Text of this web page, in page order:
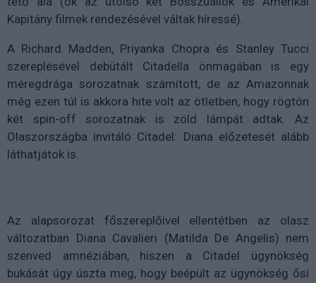
Kapitány filmek rendezésével váltak híressé).
A Richard Madden, Priyanka Chopra és Stanley Tucci
szereplésével debütált Citadella önmagában is egy
méregdrága sorozatnak számított, de az Amazonnak
még ezen túl is akkora hite volt az ötletben, hogy rögtön
két spin-off sorozatnak is zöld lámpát adtak. Az
Olaszországba invitáló Citadel: Diana előzetesét alább
láthatjátok is.
Az alapsorozat főszereplőivel ellentétben az olasz
változatban Diana Cavalieri (Matilda De Angelis) nem
szenved amnéziában, hiszen a Citadel ügynökség
bukását úgy úszta meg, hogy beépült az ügynökség ősi